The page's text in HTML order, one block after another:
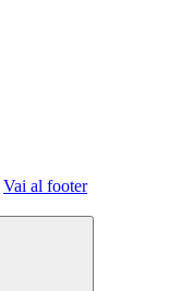
Vai al footer